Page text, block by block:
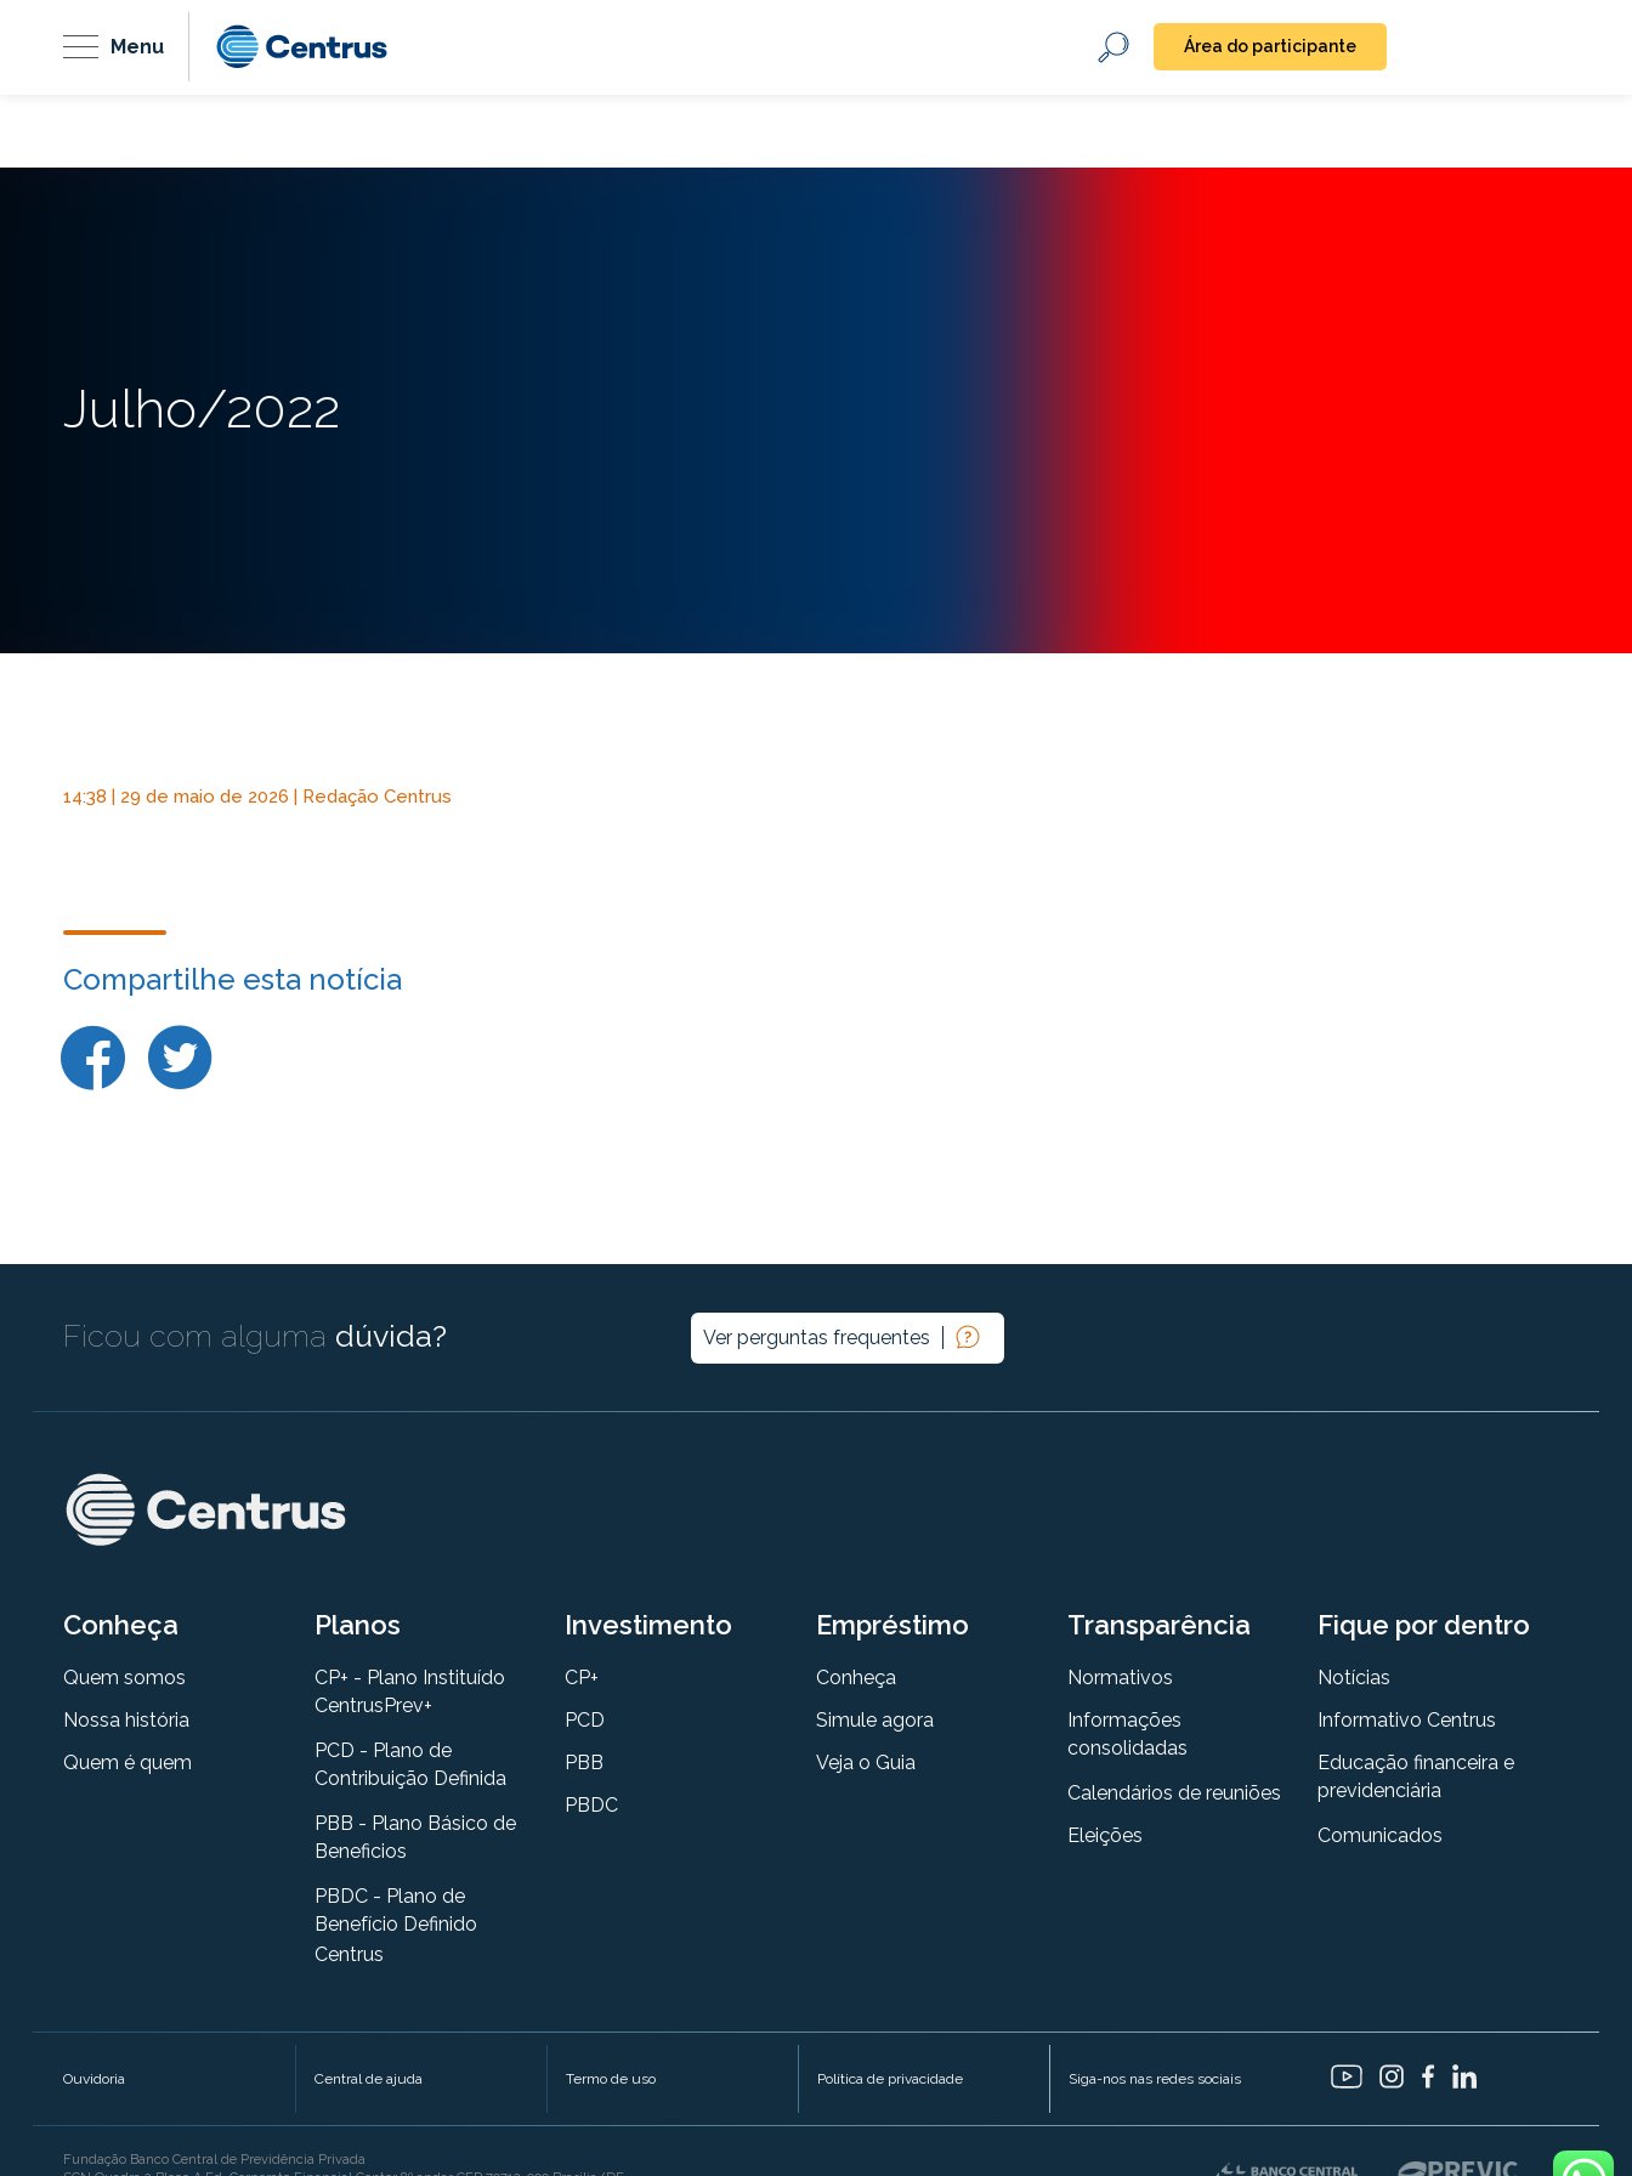
Menu Área do participante
Julho/2022
14:38 | 29 de maio de 2026 | Redação Centrus
Compartilhe esta notícia
Ficou com alguma dúvida? Ver perguntas frequentes
Conheça
Quem somos
Nossa história
Quem é quem
Planos
CP+ - Plano Instituído
CentrusPrev+
PCD - Plano de
Contribuição Definida
PBB - Plano Básico de
Beneficios
PBDC - Plano de
Benefício Definido
Centrus
Investimento
CP+
PCD
PBB
PBDC
Empréstimo
Conheça
Simule agora
Veja o Guia
Transparência
Normativos
Informações
consolidadas
Calendários de reuniões
Eleições
Fique por dentro
Notícias
Informativo Centrus
Educação financeira e
previdenciária
Comunicados
Ouvidoria Central de ajuda Termo de uso Política de privacidade Siga-nos nas redes sociais
Fundação Banco Central de Previdência Privada